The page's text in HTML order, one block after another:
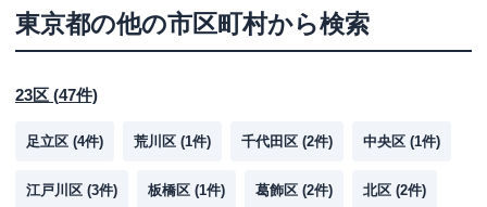
東京都の他の市区町村から検索
23区 (47件)
足立区 (4件) 荒川区 (1件) 千代田区 (2件) 中央区 (1件)
江戸川区 (3件) 板橋区 (1件) 葛飾区 (2件) 北区 (2件)